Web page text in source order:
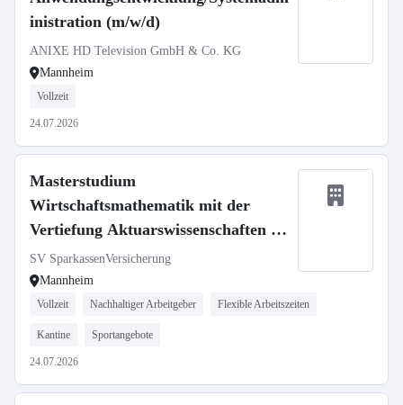
inistration (m/w/d)
ANIXE HD Television GmbH & Co. KG
Mannheim
Vollzeit
24.07.2026
Masterstudium
Wirtschaftsmathematik mit der
Vertiefung Aktuarswissenschaften in
Kooperation mit der Universität Ulm
- Aktuarielle Entwicklung
SV SparkassenVersicherung
Mannheim
Vollzeit Nachhaltiger Arbeitgeber Flexible Arbeitszeiten
Kantine Sportangebote
24.07.2026